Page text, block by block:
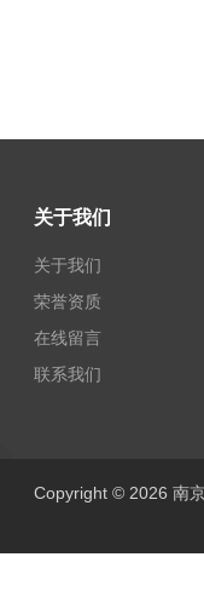
关于我们
关于我们
荣誉资质
在线留言
联系我们
Copyright © 2026 南